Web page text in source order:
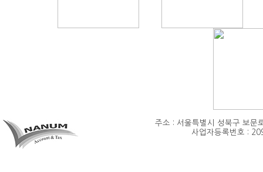
주소 : 서울특별시 성북구 보
사업자등록번호 :